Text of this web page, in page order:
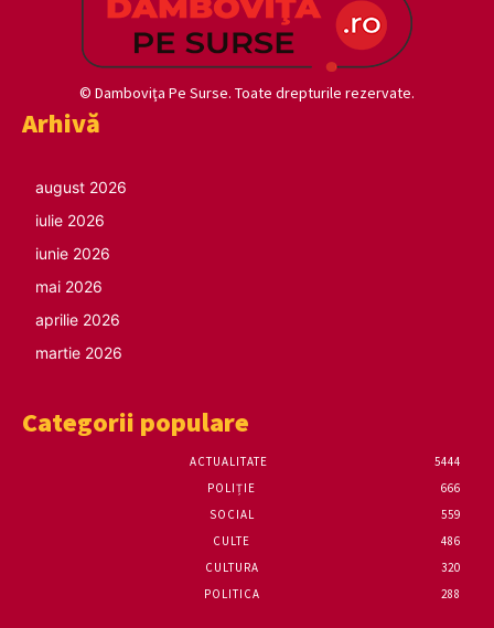
© Damboviţa Pe Surse. Toate drepturile rezervate.
Arhivă
august 2026
iulie 2026
iunie 2026
mai 2026
aprilie 2026
martie 2026
Categorii populare
ACTUALITATE
5444
POLIȚIE
666
SOCIAL
559
CULTE
486
CULTURA
320
POLITICA
288